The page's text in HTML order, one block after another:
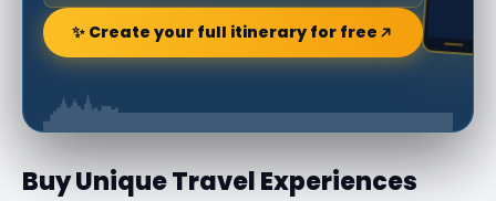
✨ Create your full itinerary for free
Buy Unique Travel Experiences